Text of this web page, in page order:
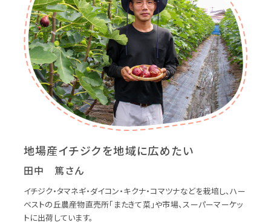
地場産イチジクを地域に広めたい
田中 篤さん
イチジク・タマネギ・ダイコン・キクナ・コマツナなどを栽培し、ハー
ベストの丘農産物直売所「またきて菜」や市場、スーパーマーケッ
トに出荷しています。